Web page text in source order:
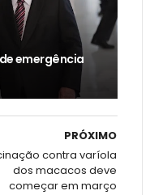
emergência
PRÓXIMO
contra varíola
dos macacos deve
começar em março